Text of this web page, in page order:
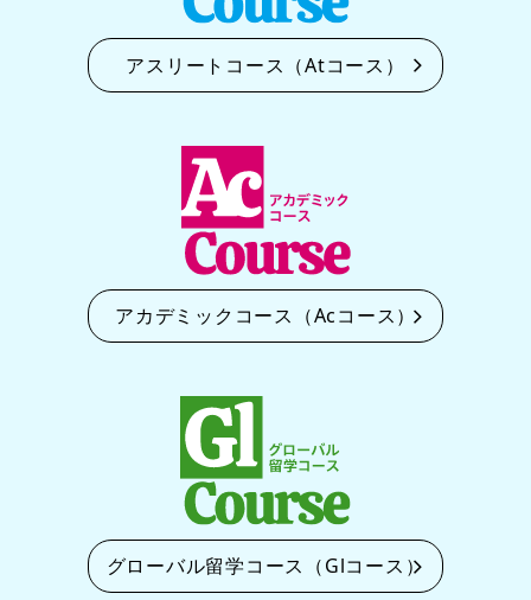
アスリートコース（Atコース）
アカデミックコース（Acコース）
グローバル留学コース（Glコース）